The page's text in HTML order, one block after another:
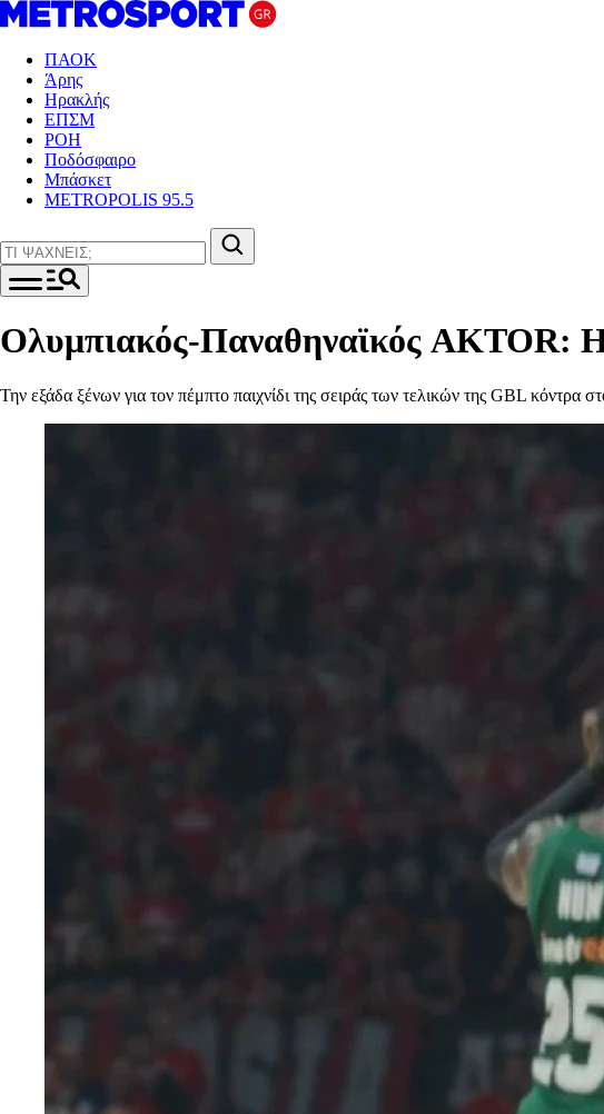
ΠΑΟΚ
Άρης
Ηρακλής
ΕΠΣΜ
ΡΟΗ
Ποδόσφαιρο
Μπάσκετ
METROPOLIS 95.5
Ολυμπιακός-Παναθηναϊκός AKTOR: Η
Την εξάδα ξένων για τον πέμπτο παιχνίδι της σειράς των τελικών της GBL